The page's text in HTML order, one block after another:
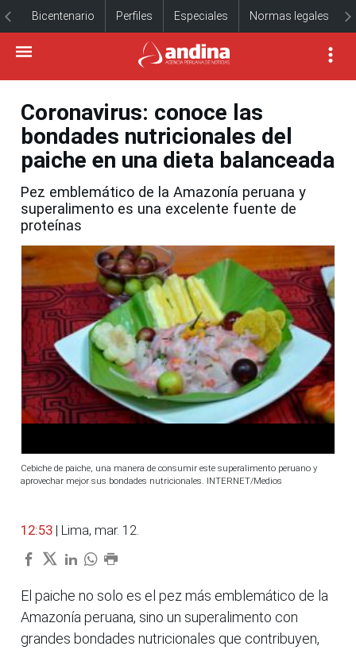
Bicentenario Perfiles Especiales Normas legales
Coronavirus: conoce las
bondades nutricionales del
paiche en una dieta balanceada
Pez emblemático de la Amazonía peruana y
superalimento es una excelente fuente de
proteínas
Cebiche de paiche, una manera de consumir este superalimento peruano y
aprovechar mejor sus bondades nutricionales. INTERNET/Medios
12:53 | Lima, mar. 12.
El paiche no solo es el pez más emblemático de la
Amazonía peruana, sino un superalimento con
grandes bondades nutricionales que contribuyen,